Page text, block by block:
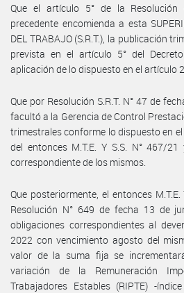
Que el artículo 5° de la
precedente encomienda a esta
DEL TRABAJO (S.R.T.), la publicación
prevista en el artículo 5° del
aplicación de lo dispuesto en el artículo
Que por Resolución S.R.T. N° 47 de
facultó a la Gerencia de Control
trimestrales conforme lo dispuesto en
del entonces M.T.E. Y S.S. N° 467/
correspondiente de los mismos.
Que posteriormente, el entonces
Resolución N° 649 de fecha 13 de
obligaciones correspondientes al
2022 con vencimiento agosto del
valor de la suma fija se
variación de la Remuneración
Trabajadores Estables (RIPTE) -